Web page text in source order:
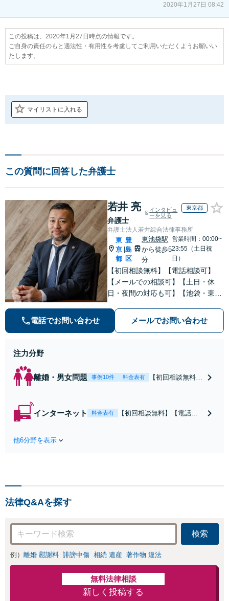
2020年1月27日 08:42
この投稿は、2020年1月27日時点の情報です。
ご自身の責任のもと適法性・有用性を考慮してご利用いただくようお願いい
たします。
マイリストに入れる
この質問に回答した弁護士
若井 亮
弁護士
インタビュ
ーを見る
東京都
弁護士法人若井綜合法律事務所
東
京
都
|
豊
島
区
東池袋駅
から徒歩5
分
営業時間：00:00~
23:55（土日祝
日）
【初回相談無料】【電話相談可】
【メールでの相談可】【土日・休
日・夜間の対応も可】【池袋・東池
トラブル・刑事事件を中心に「個
人」の方からのご相談・ご依頼を幅
電話でお問い合わせ メールでお問い合わせ
注力分野
離婚・男女問題 事例10件 料金表有
【初回相談無料】
【池袋・東池袋2
インターネット 料金表有
【初回相談無料】【電話相
応します！即日対応可能。
他6分野を表示
法律Q&Aを探す
検索
例） 離婚 慰謝料 誹謗中傷 相続 遺産 著作物 違法
無料法律相談
新しく投稿する